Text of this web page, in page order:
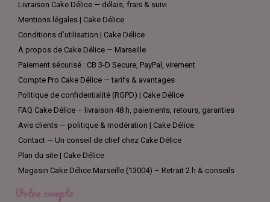
Livraison Cake Délice — délais, frais & suivi
Mentions légales | Cake Délice
Conditions d’utilisation | Cake Délice
À propos de Cake Délice — Marseille
Paiement sécurisé : CB 3-D Secure, PayPal, virement
Compte Pro Cake Délice — tarifs & avantages
Politique de confidentialité (RGPD) | Cake Délice
FAQ Cake Délice – livraison 48 h, paiements, retours, garanties
Avis clients — politique & modération | Cake Délice
Contact — Un conseil de chef chez Cake Délice
Plan du site | Cake Délice
Magasin Cake Délice Marseille (13004) – Retrait 2 h & conseils
Votre compte